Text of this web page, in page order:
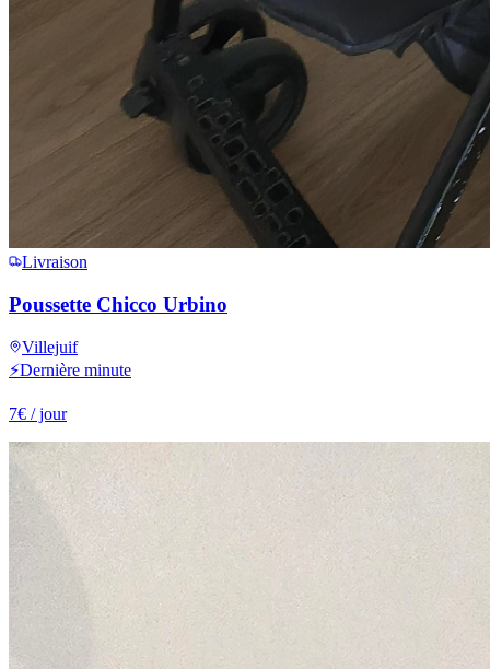
Livraison
Poussette Chicco Urbino
Villejuif
⚡Dernière minute
7€ / jour